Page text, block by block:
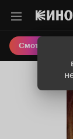
Смотреть кино